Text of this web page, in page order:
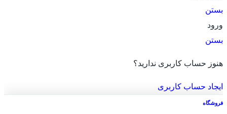
بستن
ورود
بستن
هنوز حساب کاربری ندارید؟
ایجاد حساب کاربری
فروشگاه